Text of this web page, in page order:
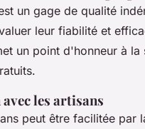
un gage de qualité
leur fiabilité et
un point d'honneur à
les artisans
peut être facilitée par